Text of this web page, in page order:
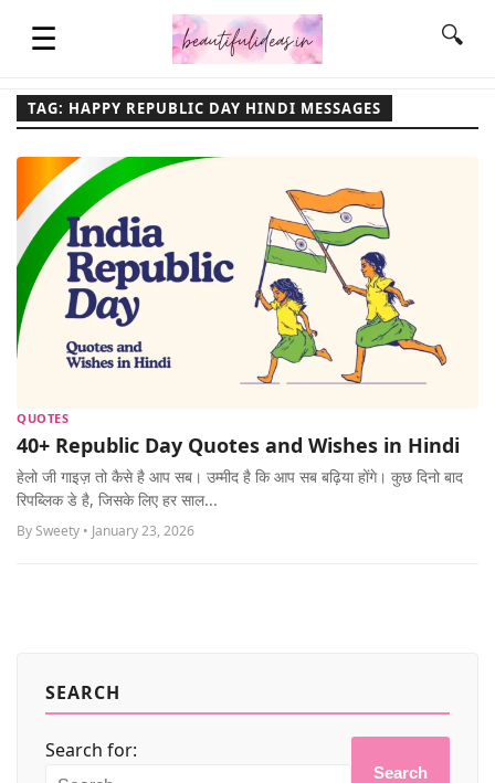
☰
QUOTES
LIFESTYLE
FASHION & STYLE
CONTACT NAME IDEAS
MORE
🔍
TAG: HAPPY REPUBLIC DAY HINDI MESSAGES
QUOTES
40+ Republic Day Quotes and Wishes in Hindi
हेलो जी गाइज़ तो कैसे है आप सब। उम्मीद है कि आप सब बढ़िया होंगे। कुछ दिनो बाद
रिपब्लिक डे है, जिसके लिए हर साल...
By Sweety • January 23, 2026
SEARCH
Search for:
Search